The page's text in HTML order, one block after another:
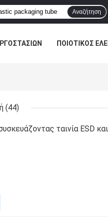
Αναζήτηση
ΠΟΙΟΤΙΚΌΣ
(44)
ταινία ESD